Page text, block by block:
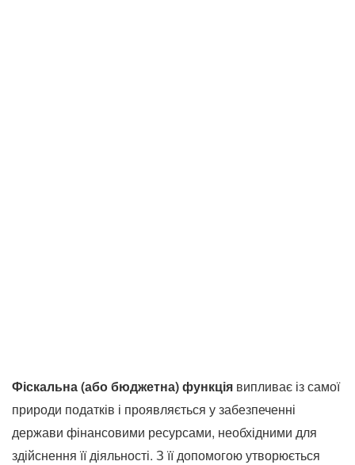
Фіскальна (або бюджетна) функція випливає із самої
природи податків і проявляється у забезпеченні
держави фінансовими ресурсами, необхідними для
здійснення її діяльності. З її допомогою утворюється